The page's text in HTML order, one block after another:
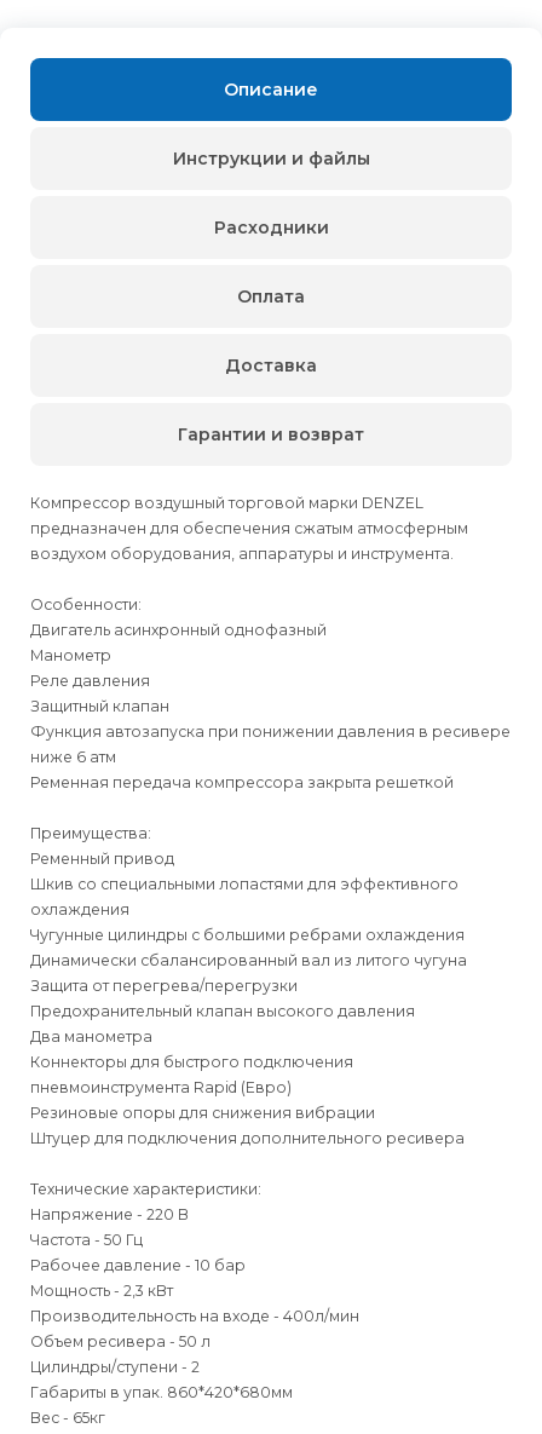
Описание
Компрессор воздушный торговой марки DENZEL
предназначен для обеспечения сжатым атмосферным
воздухом оборудования, аппаратуры и инструмента.
Особенности:
Двигатель асинхронный однофазный
Манометр
Реле давления
Защитный клапан
Функция автозапуска при понижении давления в ресивере
ниже 6 атм
Ременная передача компрессора закрыта решеткой
Преимущества:
Ременный привод
Шкив со специальными лопастями для эффективного
охлаждения
Чугунные цилиндры с большими ребрами охлаждения
Динамически сбалансированный вал из литого чугуна
Защита от перегрева/перегрузки
Предохранительный клапан высокого давления
Два манометра
Коннекторы для быстрого подключения
пневмоинструмента Rapid (Евро)
Резиновые опоры для снижения вибрации
Штуцер для подключения дополнительного ресивера
Технические характеристики:
Напряжение - 220 В
Частота - 50 Гц
Рабочее давление - 10 бар
Мощность - 2,3 кВт
Производительность на входе - 400л/мин
Объем ресивера - 50 л
Цилиндры/ступени - 2
Габариты в упак. 860*420*680мм
Вес - 65кг
Инструкции и файлы
Расходники
Оплата
Доставка
Гарантии и возврат